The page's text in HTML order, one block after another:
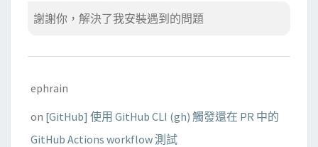
謝謝你，解決了我安裝遇到的問題
ephrain
on [GitHub] 使用 GitHub CLI (gh) 觸發還在 PR 中的
GitHub Actions workflow 測試